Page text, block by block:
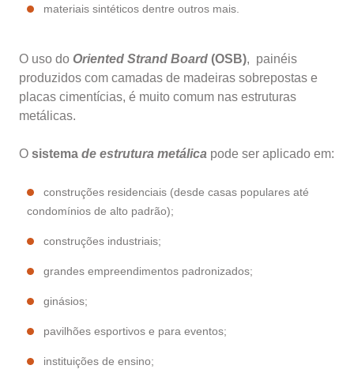
materiais sintéticos dentre outros mais.
O uso do Oriented Strand Board (OSB), painéis
produzidos com camadas de madeiras sobrepostas e
placas cimentícias, é muito comum nas estruturas
metálicas.
O sistema de estrutura metálica pode ser aplicado em:
construções residenciais (desde casas populares até
condomínios de alto padrão);
construções industriais;
grandes empreendimentos padronizados;
ginásios;
pavilhões esportivos e para eventos;
instituições de ensino;